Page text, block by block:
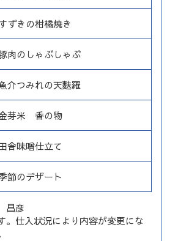
ずきの柑橘焼き
肉のしゃぶしゃぶ
介つみれの天麩羅
芽米 香の物
舎味噌仕立て
節のデザート
昌彦
仕入状況により内容が変更にな